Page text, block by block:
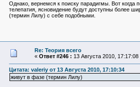
Однако, вернемся к поиску парадигмы. Вот когда
телепатия, ясновидение будут доступны более
(термин Лилу) с себе подобными.
Re: Теория всего
« Ответ #246 : 13 Августа 2010, 17:17:08
Цитата: valeriy от 13 Августа 2010, 17:10:34
живут в фазе (термин Лилу)